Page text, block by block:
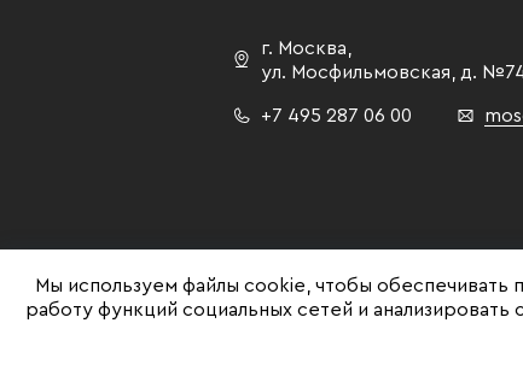
г. Москва,
ул. Мосфильмовская, д.
+7 495 287 06 00
Мы используем файлы cookie, чтобы обеспечивать
работу функций социальных сетей и